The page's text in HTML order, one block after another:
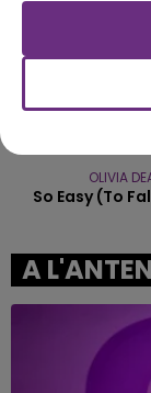
OLIVIA
So Easy (to
A